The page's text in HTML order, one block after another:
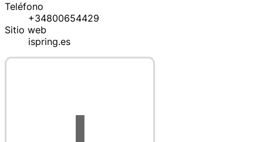
Teléfono
+34800654429
Sitio web
ispring.es